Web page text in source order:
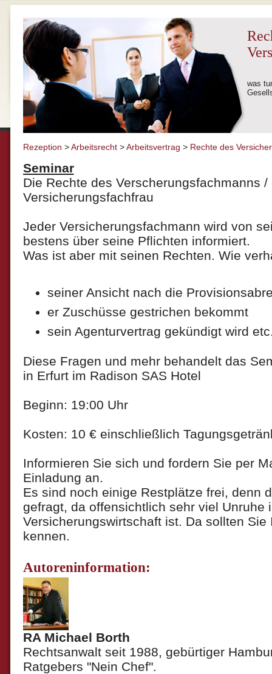
was
Rezeption >Arbeitsrecht>Arbeitsvertrag > Rechte des
Seminar
Die Rechte des Verscherungsfachmanns /
Versicherungsfachfrau
Jeder Versicherungsfachmann wird von
bestens über seine Pflichten informiert.
Was ist aber mit seinen Rechten. Wie
seiner Ansicht nach die
er Zuschüsse gestrichen bekommt
sein Agenturvertrag gekündigt wird
Diese Fragen und mehr behandelt das
in Erfurt im Radison SAS Hotel
Beginn: 19:00 Uhr
Kosten: 10 € einschließlich
Informieren Sie sich und fordern Sie per
Einladung an.
Es sind noch einige Restplätze frei, denn
gefragt, da offensichtlich sehr viel Unruhe
Versicherungswirtschaft ist. Da sollten Sie
kennen.
Autoreninformation:
RA Michael Borth
Rechtsanwalt seit 1988, gebürtiger
Ratgebers "Nein Chef".